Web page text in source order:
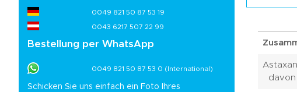
0049 821 50 87 53 19
0043 6217 507 22 99
Bestellung per WhatsApp
0049 821 50 87 53 0 (International)
Schicken Sie uns einfach ein Foto Ihres